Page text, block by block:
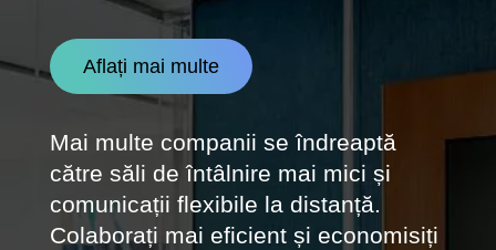
Aflați mai multe
Mai multe companii se îndreaptă
către săli de întâlnire mai mici și
comunicații flexibile la distanță.
Colaborați mai eficient și economisiți